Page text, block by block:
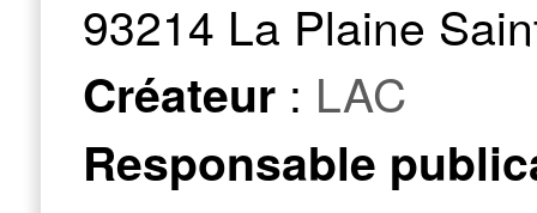
93214 La Plaine
Créateur : LAC
Responsable